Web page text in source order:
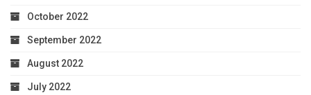
October 2022
September 2022
August 2022
July 2022